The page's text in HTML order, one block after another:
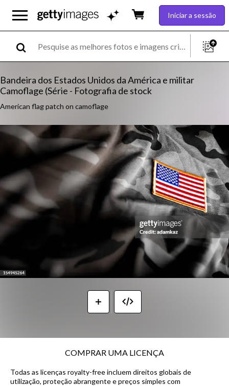
Iniciar a sessão
Bandeira dos Estados Unidos da América e militar
Camoflage (Série - Fotografia de stock
American flag patch on camoflage
COMPRAR UMA LICENÇA
Todas as licenças royalty-free incluem direitos globais de
utilização, proteção abrangente e preços simples com